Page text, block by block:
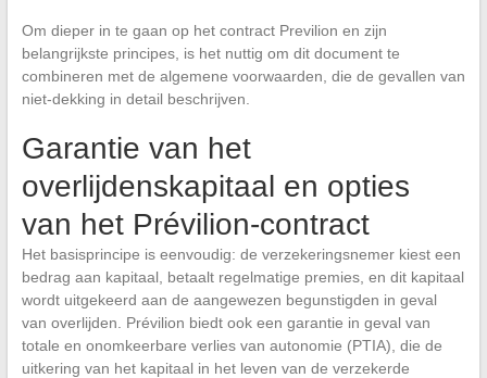
Om dieper in te gaan op het contract Previlion en zijn
belangrijkste principes, is het nuttig om dit document te
combineren met de algemene voorwaarden, die de gevallen van
niet-dekking in detail beschrijven.
Garantie van het
overlijdenskapitaal en opties
van het Prévilion-contract
Het basisprincipe is eenvoudig: de verzekeringsnemer kiest een
bedrag aan kapitaal, betaalt regelmatige premies, en dit kapitaal
wordt uitgekeerd aan de aangewezen begunstigden in geval
van overlijden. Prévilion biedt ook een garantie in geval van
totale en onomkeerbare verlies van autonomie (PTIA), die de
uitkering van het kapitaal in het leven van de verzekerde